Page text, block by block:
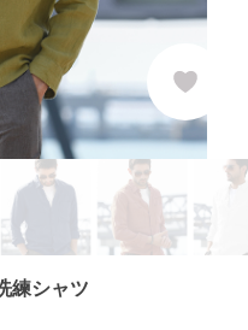
練シャツ